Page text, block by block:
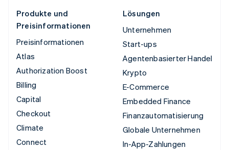
Produkte und
Preisinformationen
Preisinformationen
Atlas
Authorization Boost
Billing
Capital
Checkout
Climate
Connect
Lösungen
Unternehmen
Start-ups
Agentenbasierter Handel
Krypto
E-Commerce
Embedded Finance
Finanzautomatisierung
Globale Unternehmen
In-App-Zahlungen